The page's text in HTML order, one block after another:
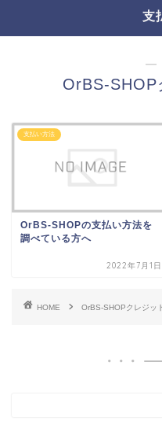
支
―
OrBS-SHOP
支払い方法
OrBS-SHOPの支払い方法を
調べている方へ
2022年7月1日
HOME OrBS-SHOPクレジッ